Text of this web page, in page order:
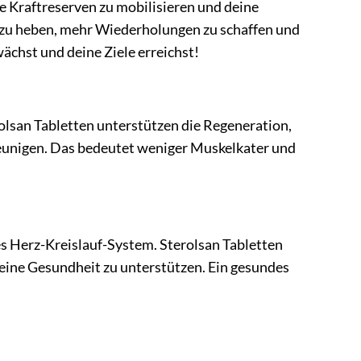
Kraftreserven zu mobilisieren und deine
heben, mehr Wiederholungen zu schaffen und
und deine Ziele erreichst!
Tabletten unterstützen die Regeneration,
Das bedeutet weniger Muskelkater und
Herz-Kreislauf-System. Sterolsan Tabletten
Gesundheit zu unterstützen. Ein gesundes